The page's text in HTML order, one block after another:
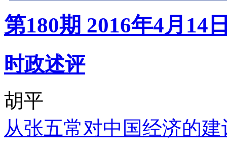
第180期 2016年4月14
时政述评
胡平
从张五常对中国经济的